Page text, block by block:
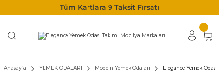
Tüm Kartlara 9 Taksit Fırsatı
Anasayfa YEMEK ODALARI Modern Yemek Odaları Elegance Yemek Odası